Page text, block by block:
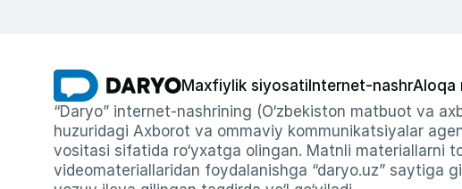
Maxfiylik siyosati Internet-nashrAloqa
“Daryo” internet-nashrining (O‘zbekiston matbuot va
huzuridagi Axborot va ommaviy kommunikatsiyalar
vositasi sifatida ro‘yxatga olingan. Matnli materiallarni
videomateriallaridan foydalanishga “daryo.uz” saytiga